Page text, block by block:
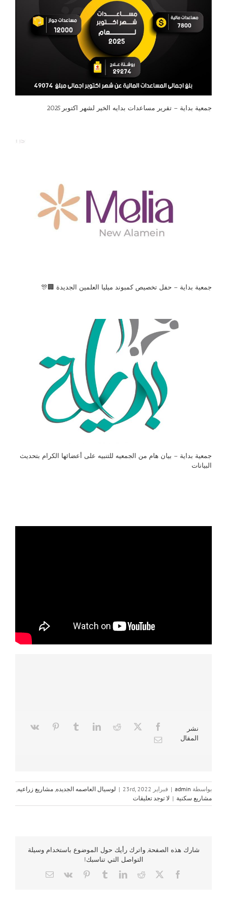
جمعية بداية – تقرير مساعدات بدايه الخير لشهر اكتوبر 2025
جمعية بداية – حفل تخصيص كمبوند ميليا العلمين الجديدة 🏢🎊
جمعية بداية – بيان هام من الجمعيه للتنبيه على أعضائها الكرام بتحديث
البيانات
نشر
المقال
بواسطة admin
| فبراير 23rd, 2022 | لوسيال العاصمه الجديده مشاريع زراعيه
مشاريع سكنية | لا توجد تعليقات
شارك هذه الصفحة, واترك رأيك حول الموضوع باستخدام وسيلة
التواصل التي تناسبك!
Facebook
X
Reddit
LinkedIn
Tumblr
Pinterest
Vk
Email